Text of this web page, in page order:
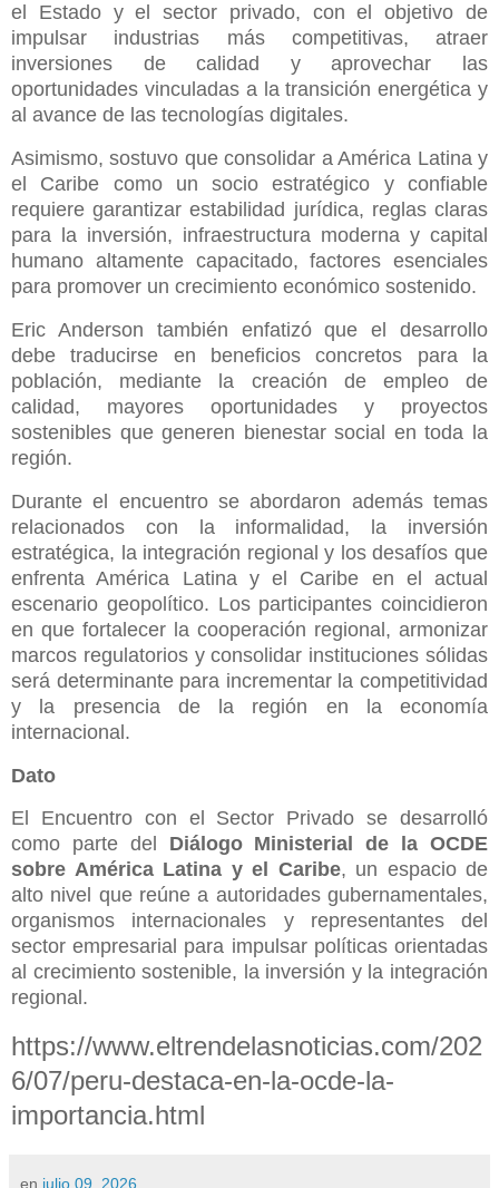
el Estado y el sector privado, con el objetivo de
impulsar industrias más competitivas, atraer
inversiones de calidad y aprovechar las
oportunidades vinculadas a la transición energética y
al avance de las tecnologías digitales.
Asimismo, sostuvo que consolidar a América Latina y
el Caribe como un socio estratégico y confiable
requiere garantizar estabilidad jurídica, reglas claras
para la inversión, infraestructura moderna y capital
humano altamente capacitado, factores esenciales
para promover un crecimiento económico sostenido.
Eric Anderson también enfatizó que el desarrollo
debe traducirse en beneficios concretos para la
población, mediante la creación de empleo de
calidad, mayores oportunidades y proyectos
sostenibles que generen bienestar social en toda la
región.
Durante el encuentro se abordaron además temas
relacionados con la informalidad, la inversión
estratégica, la integración regional y los desafíos que
enfrenta América Latina y el Caribe en el actual
escenario geopolítico. Los participantes coincidieron
en que fortalecer la cooperación regional, armonizar
marcos regulatorios y consolidar instituciones sólidas
será determinante para incrementar la competitividad
y la presencia de la región en la economía
internacional.
Dato
El Encuentro con el Sector Privado se desarrolló
como parte del Diálogo Ministerial de la OCDE
sobre América Latina y el Caribe, un espacio de
alto nivel que reúne a autoridades gubernamentales,
organismos internacionales y representantes del
sector empresarial para impulsar políticas orientadas
al crecimiento sostenible, la inversión y la integración
regional.
https://www.eltrendelasnoticias.com/202
6/07/peru-destaca-en-la-ocde-la-
importancia.html
en julio 09, 2026